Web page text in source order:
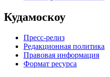
Кудамоскоу
Пресс-релиз
Редакционная политика
Правовая информация
Формат ресурса